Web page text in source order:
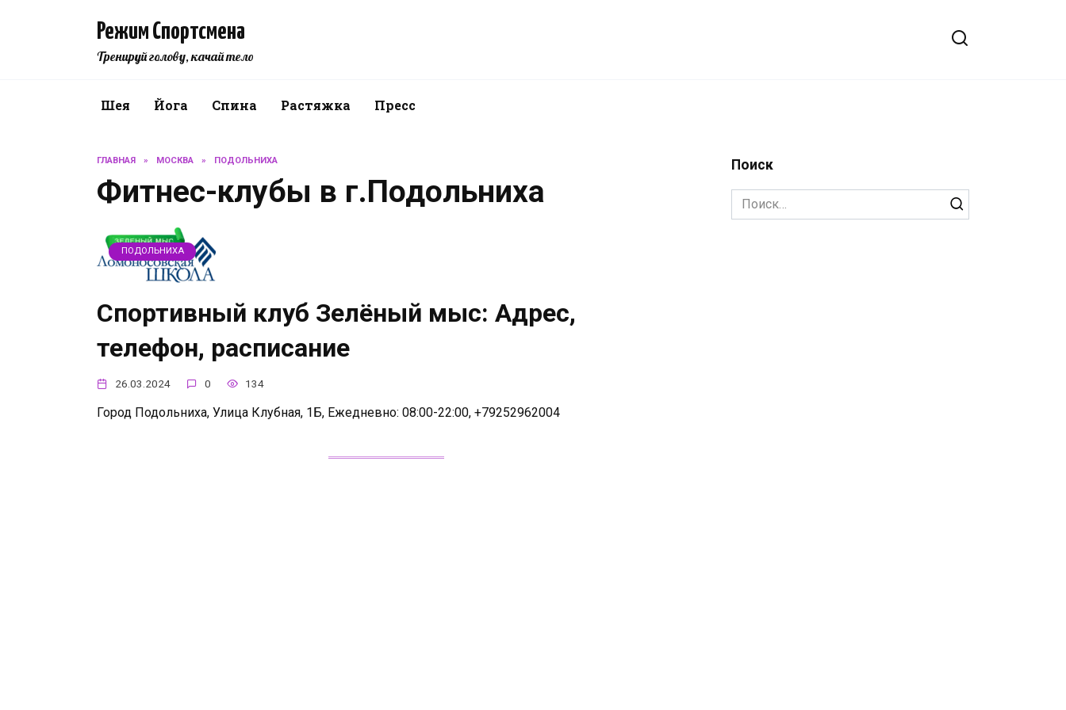
Режим Спортсмена
Тренируй голову, качай тело
Шея Йога Спина Растяжка Пресс
ГЛАВНАЯ » МОСКВА » ПОДОЛЬНИХА
Фитнес-клубы в г.Подольниха
ПОДОЛЬНИХА
Спортивный клуб Зелёный мыс: Адрес,
телефон, расписание
26.03.2024 0 134
Город Подольниха, Улица Клубная, 1Б, Ежедневно: 08:00-22:00, +79252962004
Поиск
Search
for: